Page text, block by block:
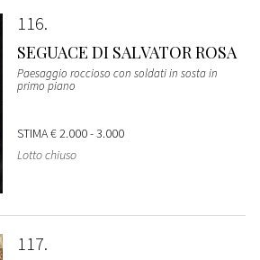
116
SEGUACE DI SALVATOR ROSA
Paesaggio roccioso con soldati in sosta in
primo piano
STIMA€ 2.000 - 3.000
Lotto chiuso
117